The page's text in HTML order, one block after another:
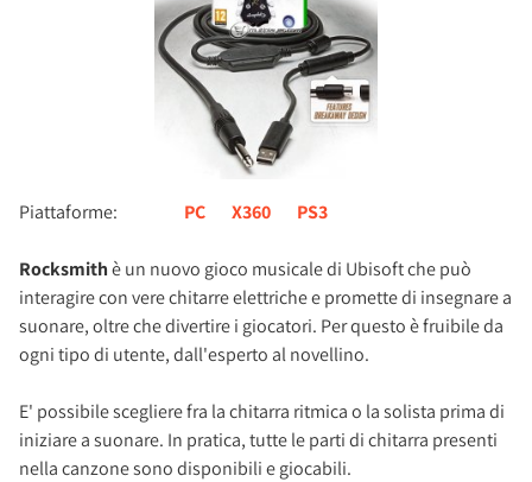
Piattaforme: PC X360 PS3
Rocksmithè un nuovo gioco musicale di Ubisoft che può
interagire con vere chitarre elettriche e promette di insegnare a
suonare, oltre che divertire i giocatori. Per questo è fruibile da
ogni tipo di utente, dall'esperto al novellino.
E' possibile scegliere fra la chitarra ritmica o la solista prima di
iniziare a suonare. In pratica, tutte le parti di chitarra presenti
nella canzone sono disponibili e giocabili.